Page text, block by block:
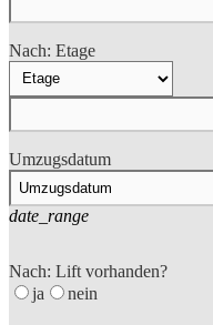
Nach: Etage
Umzugsdatum
date_range
Nach: Lift vorhanden?
ja
nein